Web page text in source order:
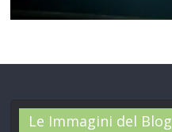
Le Immagini del Blog